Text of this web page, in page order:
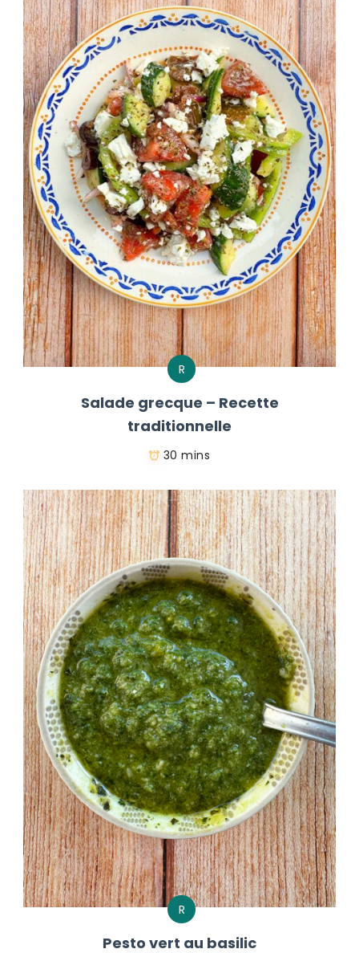
R
Salade grecque – Recette
traditionnelle
30 mins
R
Pesto vert au basilic